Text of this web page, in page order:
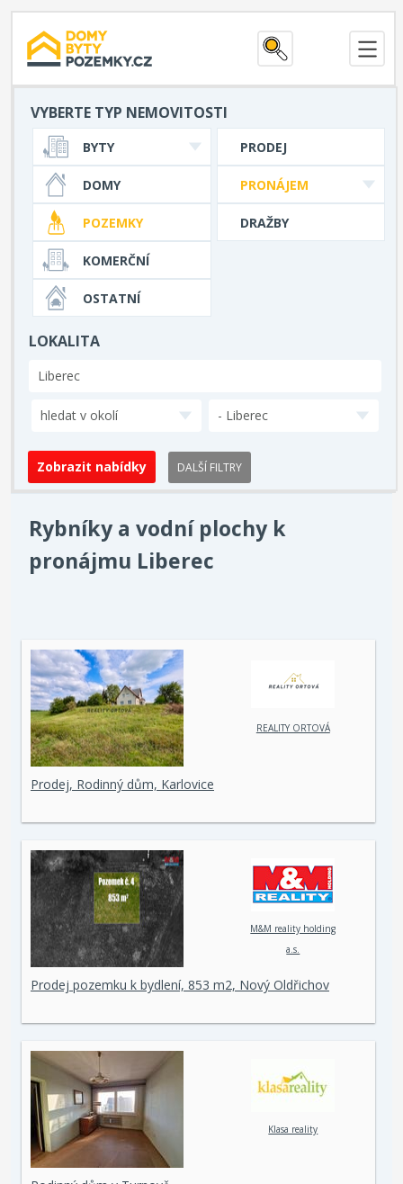
VYBERTE TYP NEMOVITOSTI
PRODEJ
PRONÁJEM
DRAŽBY
BYTY
DOMY
POZEMKY
KOMERČNÍ
OSTATNÍ
LOKALITA
hledat v okolí - Liberec
DALŠÍ FILTRY
Rybníky a vodní plochy k
pronájmu Liberec
REALITY ORTOVÁ
Prodej, Rodinný dům, Karlovice
M&M reality holding
a.s.
Prodej pozemku k bydlení, 853 m2, Nový Oldřichov
Klasa reality